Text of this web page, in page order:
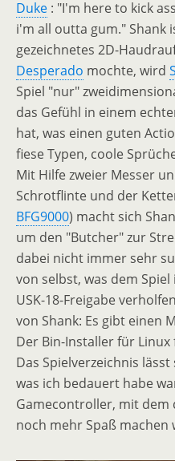
Duke : "I'm here to kick
i'm all outta gum." Shank
gezeichnetes 2D-
Desperado mochte, wird
Spiel "nur"
das Gefühl in einem
hat, was einen guten
fiese Typen, coole
Mit Hilfe zweier Messer
Schrotflinte und der
BFG9000) macht sich
um den "Butcher" zur
dabei nicht immer sehr
von selbst, was dem
USK-18-Freigabe
von Shank: Es gibt einen
Der Bin-Installer für
Das Spielverzeichnis
was ich bedauert habe
Gamecontroller, mit
noch mehr Spaß machen